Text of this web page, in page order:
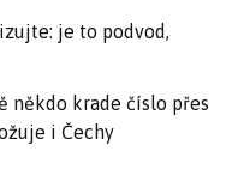
je to podvod,
někdo krade číslo přes
i Čechy